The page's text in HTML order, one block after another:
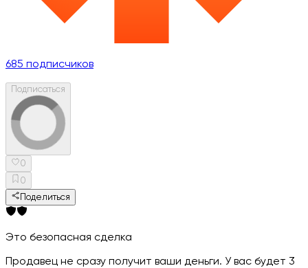
685 подписчиков
Подписаться
0
0
Поделиться
Это безопасная сделка
Продавец не сразу получит ваши деньги. У вас будет 3